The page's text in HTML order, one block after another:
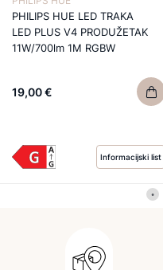
PHILIPS HUE LED TRAKA
LED PLUS V4 PRODUŽETAK
11W/700lm 1M RGBW
19,00 €
Informacijski list